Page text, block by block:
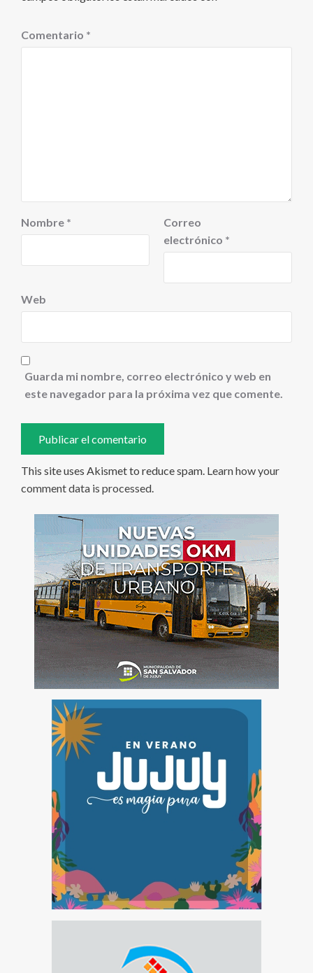
Comentario *
Nombre *
Correo
electrónico *
Web
Guarda mi nombre, correo electrónico y web en
este navegador para la próxima vez que comente.
This site uses Akismet to reduce spam. Learn how your
comment data is processed.